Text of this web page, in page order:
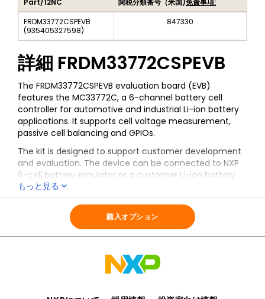
Part/12NC 関税分類番号（米国)免責事項:
FRDM33772CSPEVB
(935405327598)
847330
詳細 FRDM33772CSPEVB
The FRDM33772CSPEVB evaluation board (EVB)
features the MC33772C, a 6-channel battery cell
controller for automotive and industrial Li-ion battery
applications. It supports cell voltage measurement,
passive cell balancing and GPIOs.
The kit is designed to support customer development
and evaluation. The device can be connected to NXP
6-cell battery emulator or a customer Li-ion battery
module with 3-6 cells in series. The battery cell
information is transferred to the microcontroller unit
(MCU) through an SPI interface.
もっと見る
FRDM33772CSPEVB
購入オプション